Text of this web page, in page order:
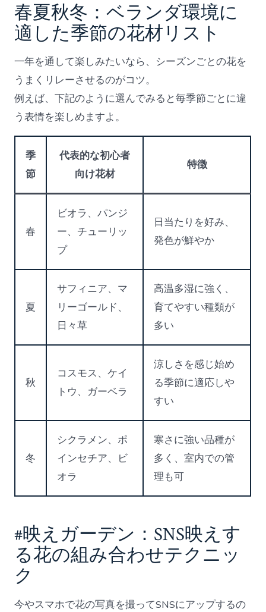
春夏秋冬：ベランダ環境に
適した季節の花材リスト
一年を通して楽しみたいなら、シーズンごとの花を
うまくリレーさせるのがコツ。
例えば、下記のように選んでみると毎季節ごとに違
う表情を楽しめますよ。
季
節
代表的な初心者
向け花材
特徴
春
ビオラ、パンジ
ー、チューリッ
プ
日当たりを好み、
発色が鮮やか
夏
サフィニア、マ
リーゴールド、
日々草
高温多湿に強く、
育てやすい種類が
多い
秋
コスモス、ケイ
トウ、ガーベラ
涼しさを感じ始め
る季節に適応しや
すい
冬
シクラメン、ポ
インセチア、ビ
オラ
寒さに強い品種が
多く、室内での管
理も可
#映えガーデン：SNS映えす
る花の組み合わせテクニッ
ク
今やスマホで花の写真を撮ってSNSにアップするの